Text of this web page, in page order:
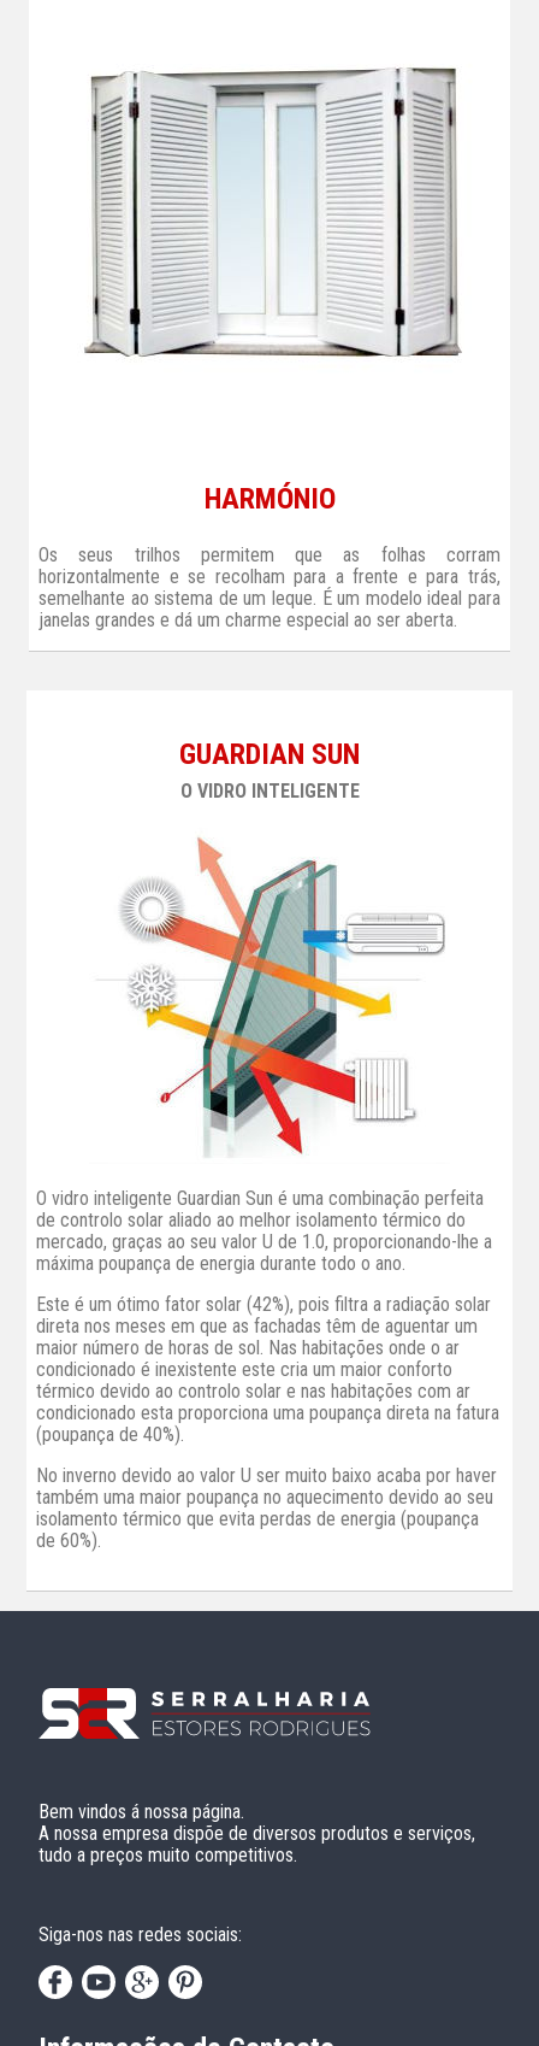
HARMÓNIO
Os seus trilhos permitem que as folhas corram
horizontalmente e se recolham para a frente e para trás,
semelhante ao sistema de um leque. É um modelo ideal para
janelas grandes e dá um charme especial ao ser aberta.
GUARDIAN SUN
O VIDRO INTELIGENTE
O vidro inteligente Guardian Sun é uma combinação perfeita
de controlo solar aliado ao melhor isolamento térmico do
mercado, graças ao seu valor U de 1.0, proporcionando-lhe a
máxima poupança de energia durante todo o ano.
Este é um ótimo fator solar (42%), pois filtra a radiação solar
direta nos meses em que as fachadas têm de aguentar um
maior número de horas de sol. Nas habitações onde o ar
condicionado é inexistente este cria um maior conforto
térmico devido ao controlo solar e nas habitações com ar
condicionado esta proporciona uma poupança direta na fatura
(poupança de 40%).
No inverno devido ao valor U ser muito baixo acaba por haver
também uma maior poupança no aquecimento devido ao seu
isolamento térmico que evita perdas de energia (poupança
de 60%).
Bem vindos á nossa página.
A nossa empresa dispõe de diversos produtos e serviços,
tudo a preços muito competitivos.
Siga-nos nas redes sociais: